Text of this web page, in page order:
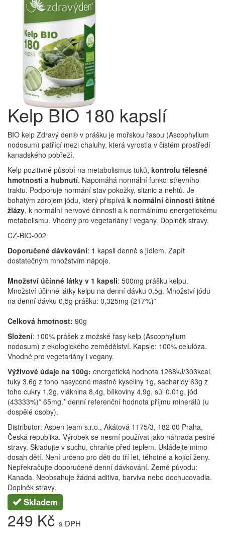
Kelp BIO 180 kapslí
BIO kelp Zdravý den® v prášku je mořskou řasou (Ascophyllum
nodosum) patřící mezi chaluhy, která vyrostla v čistém prostředí
kanadského pobřeží.
Kelp pozitivně působí na metabolismus tuků, kontrolu tělesné
hmotnosti a hubnutí. Napomáhá normální funkci střevního
traktu. Podporuje normání stav pokožky, sliznic a nehtů. Je
bohatým zdrojem jódu, který přispívá k normální činnosti štítné
žlázy, k normální nervové činnosti a k normálnímu energetickému
metabolismu. Vhodný pro vegetariány i vegany. Doplněk stravy.
CZ-BIO-002
Doporučené dávkování: 1 kapsli denně s jídlem. Zapít
dostatečným množstvím nápoje.
Množství účinné látky v 1 kapsli: 500mg prášku kelpu.
Množství účinné látky kelpu na denní dávku 0,5g. Množství jódu
na denní dávku 0,5g prášku: 0,325mg (217%)*
Celková hmotnost: 90g
Složení: 100% prášek z možské řasy kelp (Ascophyllum
nodosum) z ekologického zemědělství. Kapsle: 100% celulóza.
Vhodné pro vegetariány i vegany.
Výživové údaje na 100g: energetická hodnota 1268kJ/303kcal,
tuky 3,6g z toho nasycené mastné kyseliny 1g, sacharidy 63g z
toho cukry 1,2g, vláknina 8,4g, bílkoviny 4,9g, sůl 0,01g, jód
(43333%)* 65mg.* denní referenční hodnota příjmu minerálů (u
dospělé osoby).
Distributor: Aspen team s.r.o., Akátová 1175/3, 182 00 Praha,
Česká republika. Výrobek se nesmí používat jako náhrada pestré
stravy. Skladujte v suchu, chraňte před teplem. Ukládejte mimo
dosah dětí. Není určeno pro děti do tří let, těhotné a kojící ženy.
Nepřekračujte doporučené denní dávkování. Země původu:
Kanada. Neobsahuje žádná aditiva, barviva nebo dochucovadla.
Doplněk stravy.
Skladem
249 Kč s DPH